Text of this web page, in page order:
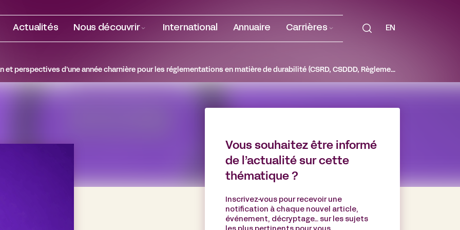
Actualités Nous découvrir International Annuaire Carrières EN
2025 : Quels bilan et perspectives d’une année charnière pour les réglementations en matière de durabilité (CSRD, CSDDD, Règlement déforestation, greenwashing …) ?
Vous souhaitez être informé
de l’actualité sur cette
thématique ?
Inscrivez-vous pour recevoir une
notification à chaque nouvel article,
événement, décryptage… sur les sujets